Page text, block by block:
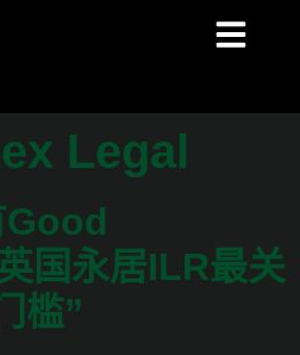
Legal
Good
国永居ILR最关
槛”